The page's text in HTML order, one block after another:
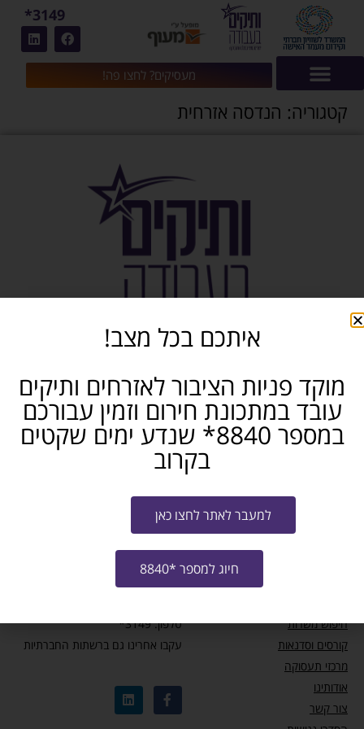
מעסיקים? לחצו פה!
3149*
קטגוריה: הנדסה אזרחית
מידע ומאמרים
עדכון זכאות לחל”ת – מבצע שאגת הארי
המוקד לאזרחים ותיקים: כדאי להכיר
תכנית למתן שוברים לקבלת הכשרה מקצועית
חיפוש משרות
קורסים וסדנאות
מרכזי תעסוקה
אודותינו
צור קשר
צרו קשר
טלפון: 3149*
עקבו אחרינו גם ברשתות החברתיות
איתכם בכל מצב!
מוקד פניות הציבור לאזרחים ותיקים
עובד במתכונת חירום וזמין עבורכם
במספר 8840* שנדע ימים שקטים
בקרוב
למעבר לאתר לחצו כאן
חיוג למספר *8840